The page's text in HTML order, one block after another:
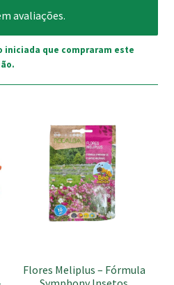
avaliações.
iniciada que compraram este
Flores Meliplus – Fórmula